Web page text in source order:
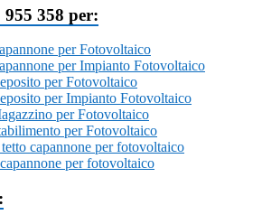
358 per:
per Fotovoltaico
per Impianto Fotovoltaico
per Fotovoltaico
per Impianto Fotovoltaico
per Fotovoltaico
per Fotovoltaico
capannone per fotovoltaico
per fotovoltaico